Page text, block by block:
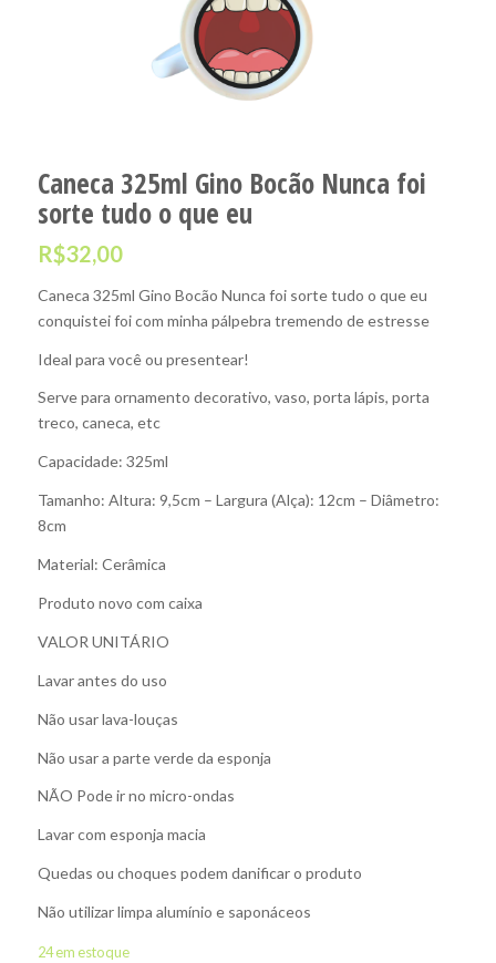
Caneca 325ml Gino Bocão Nunca foi
sorte tudo o que eu
R$32,00
Caneca 325ml Gino Bocão Nunca foi sorte tudo o que eu
conquistei foi com minha pálpebra tremendo de estresse
Ideal para você ou presentear!
Serve para ornamento decorativo, vaso, porta lápis, porta
treco, caneca, etc
Capacidade: 325ml
Tamanho: Altura: 9,5cm – Largura (Alça): 12cm – Diâmetro:
8cm
Material: Cerâmica
Produto novo com caixa
VALOR UNITÁRIO
Lavar antes do uso
Não usar lava-louças
Não usar a parte verde da esponja
NÃO Pode ir no micro-ondas
Lavar com esponja macia
Quedas ou choques podem danificar o produto
Não utilizar limpa alumínio e saponáceos
24 em estoque